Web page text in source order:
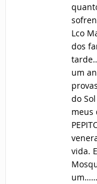
Lco
dos
um
do
meus
vida.
um……